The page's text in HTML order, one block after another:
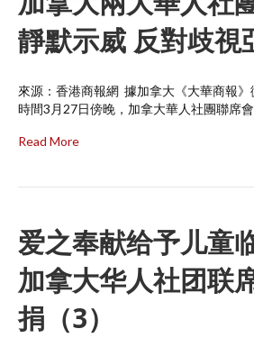
靜默示威 反對歧視
來源：香港商報網 據加拿大《大華商報
時間3月27日傍晚，加拿大華人社團聯席
Read More
爱之奉献给予儿童
加拿大华人社团联
捐（3）